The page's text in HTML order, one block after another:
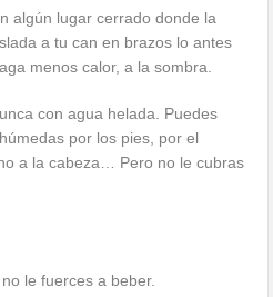
algún lugar cerrado donde la
a tu can en brazos lo antes
menos calor, a la sombra.
con agua helada. Puedes
por los pies, por el
a la cabeza… Pero no le cubras
le fuerces a beber.